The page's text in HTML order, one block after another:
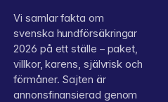
Vi samlar fakta om
svenska hundförsäkringar
2026 på ett ställe – paket,
villkor, karens, självrisk och
förmåner. Sajten är
annonsfinansierad genom